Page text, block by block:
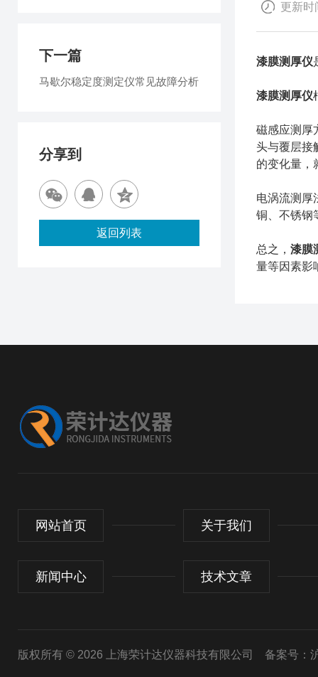
更新时
漆膜测厚仪
漆膜测厚仪
磁感应测厚
头与覆层接
的变化量，
电涡流测厚
铜、不锈钢
总之， 漆膜
量等因素影
下一篇
马歇尔稳定度测定仪常见故障分析
分享到
返回列表
网站首页 关于我们
新闻中心 技术文章
版权所有 © 2026 上海荣计达仪器科技有限公司 备案号：